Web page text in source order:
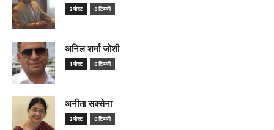
2 पोस्ट 0 टिप्पणी
अनिल शर्मा जोशी
1 पोस्ट 0 टिप्पणी
अनीता सक्सेना
2 पोस्ट 0 टिप्पणी